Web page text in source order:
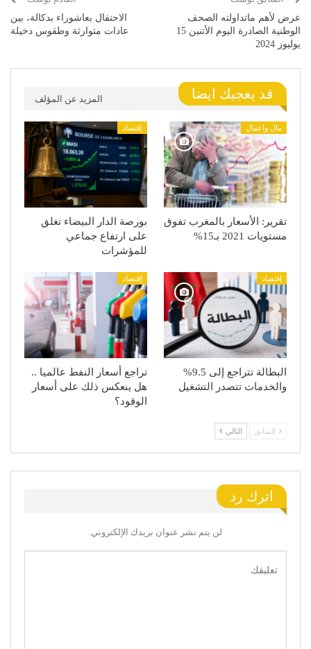
عرض لأهم ماتداولته الصحف
الوطنية الصادرة اليوم الأتنين 15
يوليوز 2024
الاحتفال بعاشوراء بدكالة، بين
عادات متوارثة وطقوس دخيلة
قد يعجبك ايضا المزيد عن المؤلف
مال واعمال
تقرير: الأسعار بالمغرب تفوق
مستويات 2021 بـ15%
إقتصاد
بورصة الدار البيضاء تغلق
على ارتفاع جماعي
للمؤشرات
إقتصاد
البطالة تتراجع إلى 9.5%
والخدمات تتصدر التشغيل
إقتصاد
تراجع أسعار النفط عالميا ..
هل ينعكس ذلك على أسعار
الوقود؟
السابق التالي
اترك رد
لن يتم نشر عنوان بريدك الإلكتروني.